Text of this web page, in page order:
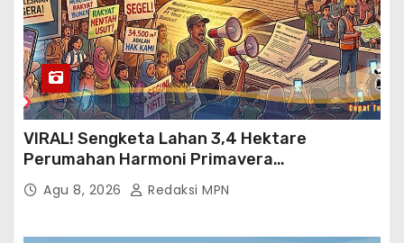
VIRAL! Sengketa Lahan 3,4 Hektare
Perumahan Harmoni Primavera
Klapanunggal, GMPRI Bogor Minta Menteri
Perumahan Blacklist PT BTC
Agu 8, 2026 Redaksi MPN